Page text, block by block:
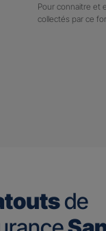
Pour connaitre et
collectés par ce
de